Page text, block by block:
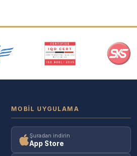
MOBIL UYGULAMA
Şuradan indirin
App Store